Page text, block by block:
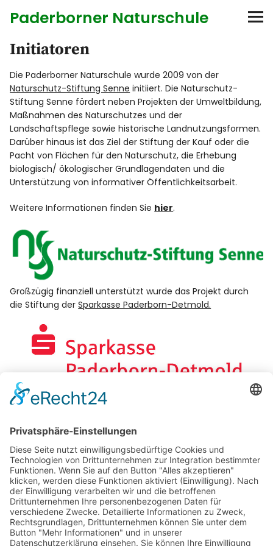
Paderborner Naturschule
Startseite
Bildungsangebote
Anbieter
Diese Seite
Verfahrenshinweise
Initiatoren
Über uns
Kontakt
Initiatoren
Die Paderborner Naturschule wurde 2009 von der
Naturschutz-Stiftung Senne initiiert. Die Naturschutz-
Stiftung Senne fördert neben Projekten der Umweltbildung,
Maßnahmen des Naturschutzes und der
Landschaftspflege sowie historische Landnutzungsformen.
Darüber hinaus ist das Ziel der Stiftung der Kauf oder die
Pacht von Flächen für den Naturschutz, die Erhebung
biologisch/ ökologischer Grundlagendaten und die
Unterstützung von informativer Öffentlichkeitsarbeit.
Weitere Informationen finden Sie hier.
Großzügig finanziell unterstützt wurde das Projekt durch
die Stiftung derSparkasse Paderborn-Detmold.
Das NABU BNE-Regionalzentrum im Prinzenpalais
betreut die Paderborner Naturschule und ist Ihr
Ansprechpartner für Bildung für nachhaltige
Entwicklung (BNE) im Kreis Paderborn.